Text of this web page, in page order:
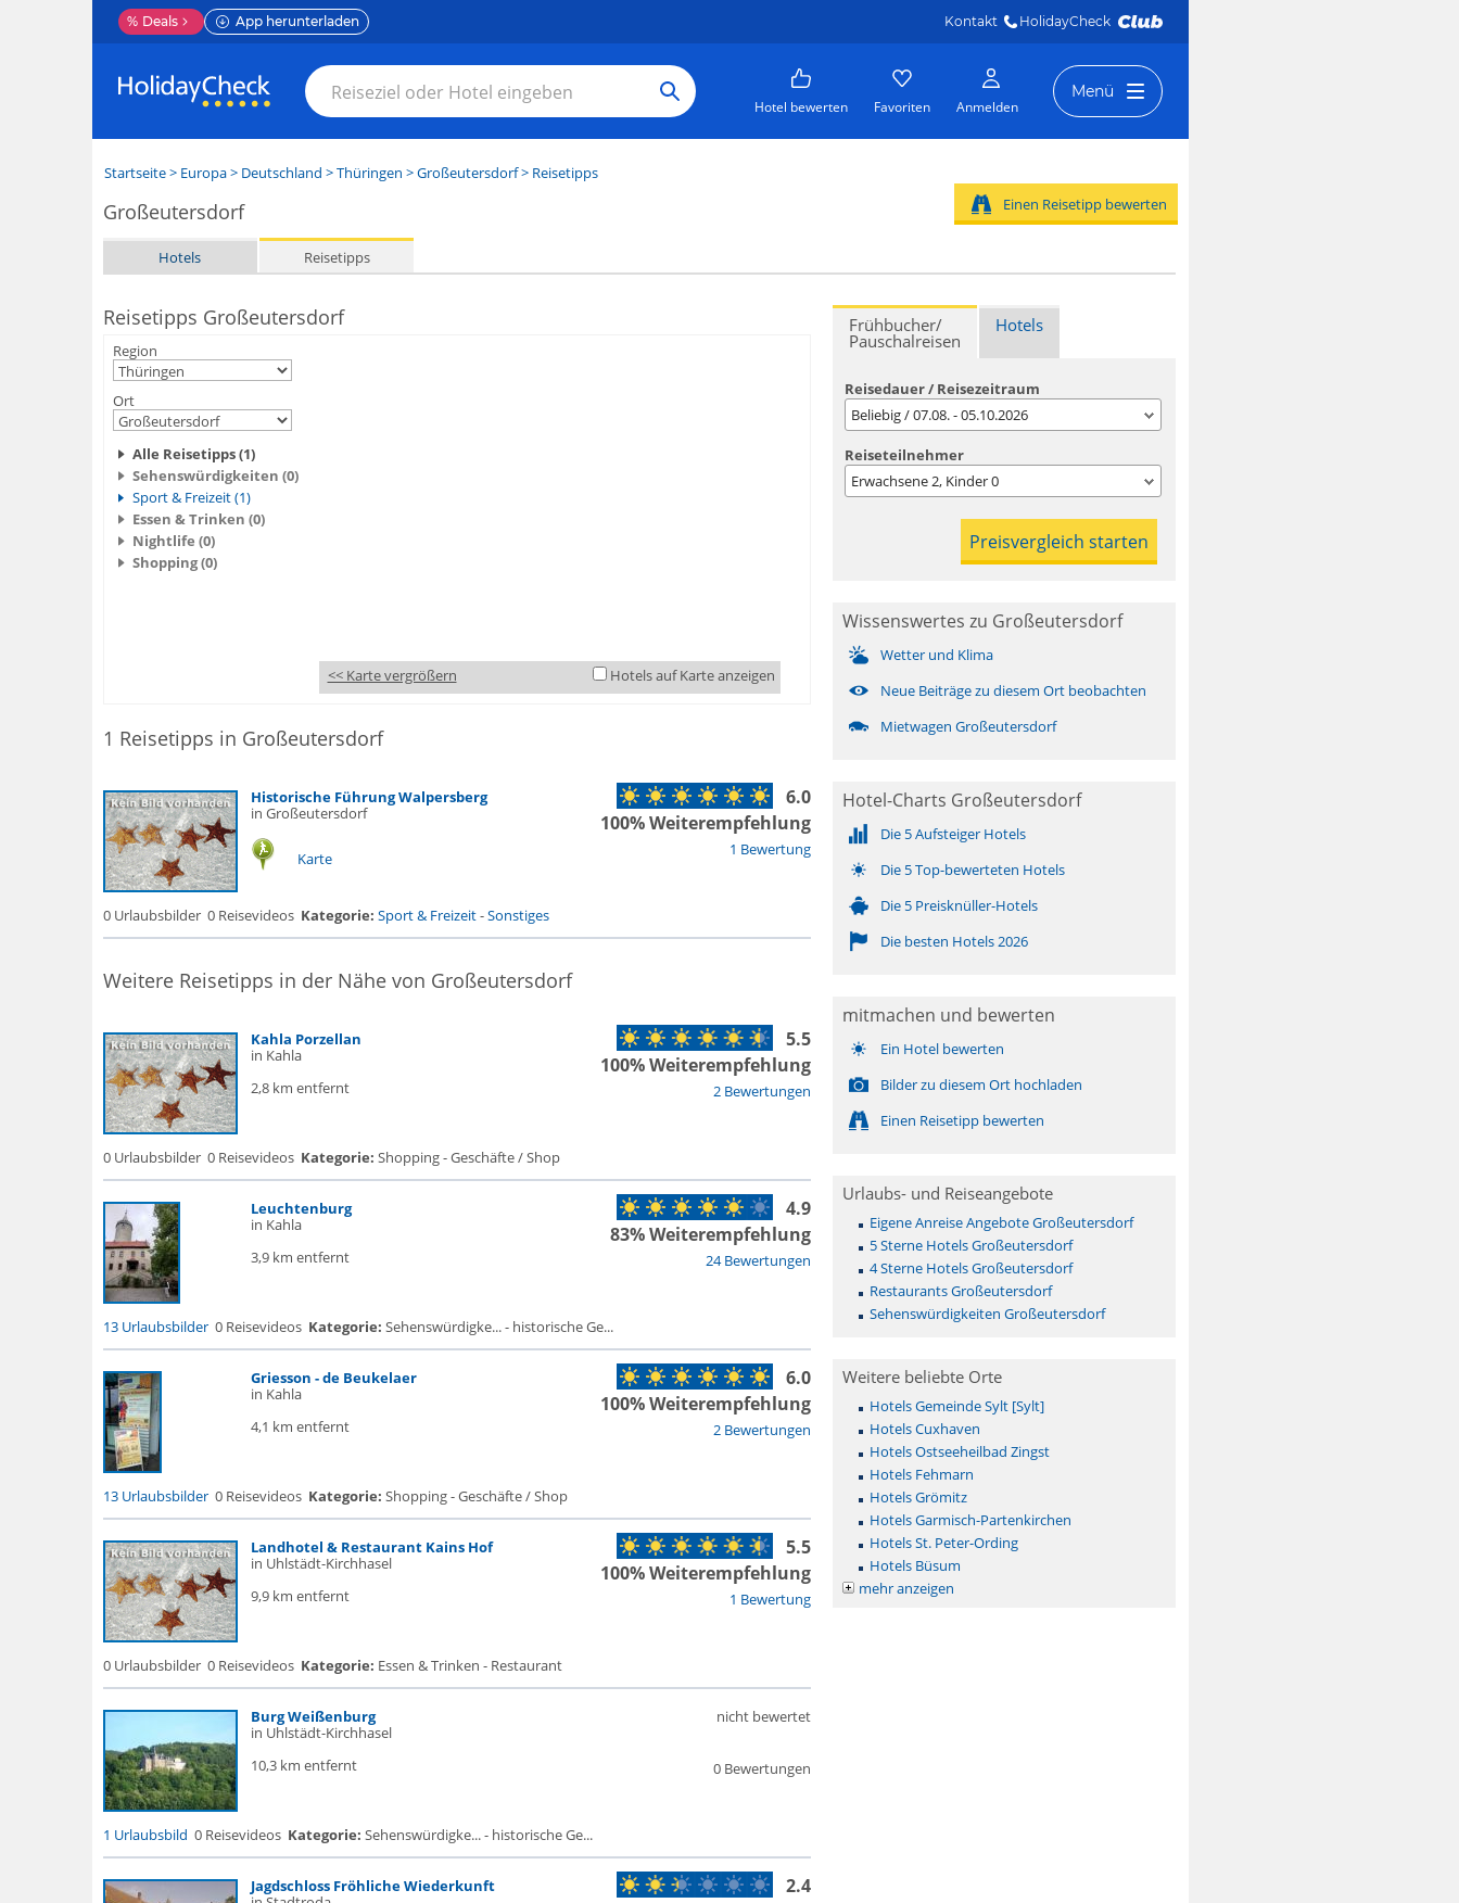
% Deals App herunterladen Kontakt HolidayCheck
Hotel bewerten Favoriten Anmelden
Menü
Startseite> Europa> Deutschland >Thüringen >Großeutersdorf> Reisetipps
Großeutersdorf
Hotels Reisetipps
Einen Reisetipp bewerten
Reisetipps Großeutersdorf
Region
Ort
Alle Reisetipps (1)
Sehenswürdigkeiten (0)
Sport & Freizeit (1)
Essen & Trinken (0)
Nightlife (0)
Shopping (0)
<< Karte vergrößern Hotels auf Karte anzeigen
1 Reisetipps in Großeutersdorf
Historische Führung Walpersberg
in Großeutersdorf
Karte 1 Bewertung
6.0
100% Weiterempfehlung
0 Urlaubsbilder 0 Reisevideos Kategorie: Sport & Freizeit-Sonstiges
Weitere Reisetipps in der Nähe von Großeutersdorf
Kahla Porzellan
in Kahla
2,8 km entfernt
2 Bewertungen
5.5
100% Weiterempfehlung
0 Urlaubsbilder 0 Reisevideos Kategorie: Shopping - Geschäfte / Shop
Leuchtenburg
in Kahla
3,9 km entfernt
24 Bewertungen
4.9
83% Weiterempfehlung
13 Urlaubsbilder 0 Reisevideos Kategorie: Sehenswürdigke... - historische Ge...
Griesson - de Beukelaer
in Kahla
4,1 km entfernt
2 Bewertungen
6.0
100% Weiterempfehlung
13 Urlaubsbilder 0 Reisevideos Kategorie: Shopping - Geschäfte / Shop
Landhotel & Restaurant Kains Hof
in Uhlstädt-Kirchhasel
9,9 km entfernt
1 Bewertung
5.5
100% Weiterempfehlung
0 Urlaubsbilder 0 Reisevideos Kategorie: Essen & Trinken - Restaurant
Burg Weißenburg
in Uhlstädt-Kirchhasel
10,3 km entfernt
0 Bewertungen
nicht bewertet
1 Urlaubsbild 0 Reisevideos Kategorie: Sehenswürdigke... - historische Ge...
Jagdschloss Fröhliche Wiederkunft
2.4
Frühbucher/
Pauschalreisen
Hotels
Reisedauer / Reisezeitraum
Beliebig / 07.08. - 05.10.2026
Reiseteilnehmer
Erwachsene2, Kinder0
Wissenswertes zu Großeutersdorf
Wetter und Klima
Neue Beiträge zu diesem Ort beobachten
Mietwagen Großeutersdorf
Hotel-Charts Großeutersdorf
Die 5 Aufsteiger Hotels
Die 5 Top-bewerteten Hotels
Die 5 Preisknüller-Hotels
Die besten Hotels 2026
mitmachen und bewerten
Ein Hotel bewerten
Bilder zu diesem Ort hochladen
Einen Reisetipp bewerten
Urlaubs- und Reiseangebote
Eigene Anreise Angebote Großeutersdorf
5 Sterne Hotels Großeutersdorf
4 Sterne Hotels Großeutersdorf
Restaurants Großeutersdorf
Sehenswürdigkeiten Großeutersdorf
Weitere beliebte Orte
Hotels Gemeinde Sylt [Sylt]
Hotels Cuxhaven
Hotels Ostseeheilbad Zingst
Hotels Fehmarn
Hotels Grömitz
Hotels Garmisch-Partenkirchen
Hotels St. Peter-Ording
Hotels Büsum
mehr anzeigen